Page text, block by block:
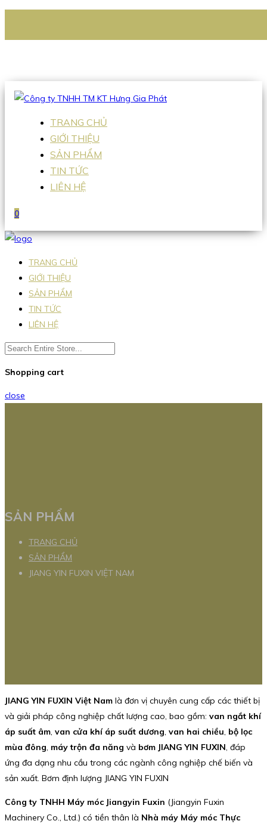
Hotline:0938 336 079
TRANG CHỦ
GIỚI THIỆU
SẢN PHẨM
TIN TỨC
LIÊN HỆ
0
TRANG CHỦ
GIỚI THIỆU
SẢN PHẨM
TIN TỨC
LIÊN HỆ
Shopping cart
close
SẢN PHẨM
TRANG CHỦ
SẢN PHẨM
JIANG YIN FUXIN VIỆT NAM
JIANG YIN FUXIN Việt Nam là đơn vị chuyên cung cấp các thiết bị
và giải pháp công nghiệp chất lượng cao, bao gồm: van ngắt khí
áp suất âm, van cửa khí áp suất dương, van hai chiều, bộ lọc
mùa đông, máy trộn đa năng và bơm JIANG YIN FUXIN, đáp
ứng đa dạng nhu cầu trong các ngành công nghiệp chế biến và
sản xuất. Bơm định lượng JIANG YIN FUXIN
Công ty TNHH Máy móc Jiangyin Fuxin (Jiangyin Fuxin
Machinery Co., Ltd.) có tiền thân là Nhà máy Máy móc Thực